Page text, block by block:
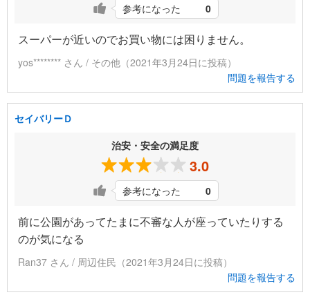
参考になった 0
スーパーが近いのでお買い物には困りません。
yos******** さん / その他（2021年3月24日に投稿）
問題を報告する
セイバリーＤ
治安・安全の満足度
3.0
参考になった 0
前に公園があってたまに不審な人が座っていたりする
のが気になる
Ran37 さん / 周辺住民（2021年3月24日に投稿）
問題を報告する